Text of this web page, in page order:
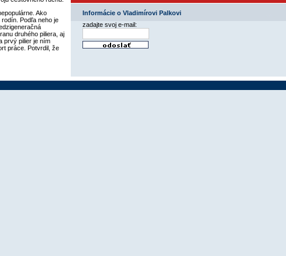
Ako
Podľa neho je
druhého piliera, aj
prvý pilier je ním
práce. Potvrdil, že
Informácie o Vladimírovi Palkovi
zadajte svoj e-mail: